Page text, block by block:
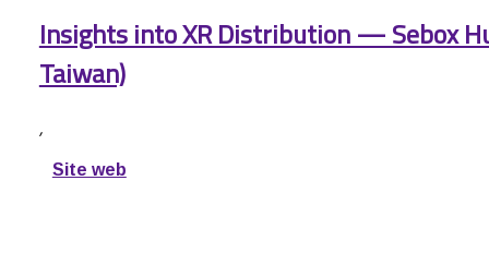
Insights into XR Distribution — Sebox
Taiwan)
,
Site web